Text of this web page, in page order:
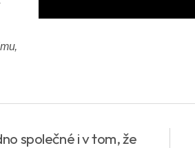
společné i v tom, že